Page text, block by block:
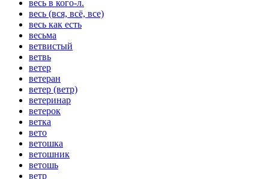
весь в кого-л.
весь (вся, всё, все)
весь как есть
весьма
ветвистый
ветвь
ветер
ветеран
ветер (ветр)
ветеринар
ветерок
ветка
вето
ветошка
ветошник
ветошь
ветр